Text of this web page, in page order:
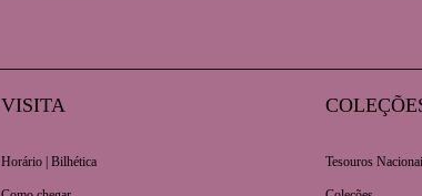
VISITA
Horário | Bilhética Tesouros